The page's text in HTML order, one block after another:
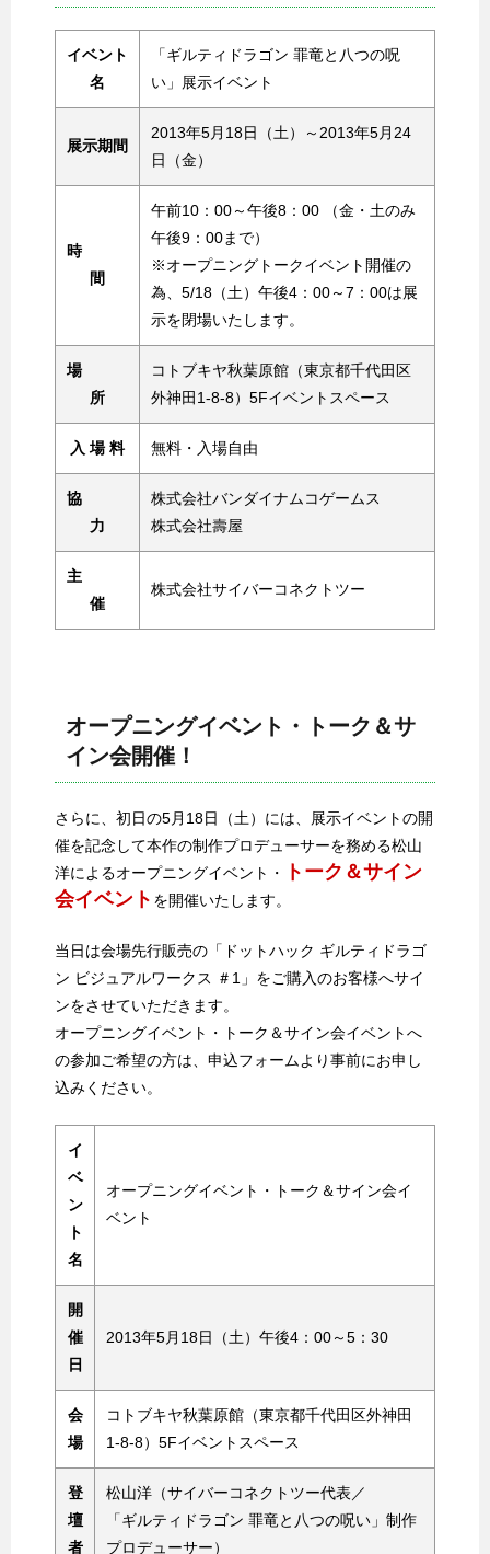
イベント
名
「ギルティドラゴン 罪竜と八つの呪
い」展示イベント
展示期間
2013年5月18日（土）～2013年5月24
日（金）
時
間
午前10：00～午後8：00 （金・土のみ
午後9：00まで）
※オープニングトークイベント開催の
為、5/18（土）午後4：00～7：00は展
示を閉場いたします。
場
所
コトブキヤ秋葉原館（東京都千代田区
外神田1-8-8）5Fイベントスペース
入 場 料 無料・入場自由
協
力
株式会社バンダイナムコゲームス
株式会社壽屋
主
催
株式会社サイバーコネクトツー
オープニングイベント・トーク＆サ
イン会開催！
さらに、初日の5月18日（土）には、展示イベントの開
催を記念して本作の制作プロデューサーを務める松山
洋によるオープニングイベント・
トーク＆サイン
会イベント を開催いたします。
当日は会場先行販売の「ドットハック ギルティドラゴ
ン ビジュアルワークス ＃1」をご購入のお客様へサイ
ンをさせていただきます。
オープニングイベント・トーク＆サイン会イベントへ
の参加ご希望の方は、申込フォームより事前にお申し
込みください。
イ
ベ
ン
ト
名
オープニングイベント・トーク＆サイン会イ
ベント
開
催
日
2013年5月18日（土）午後4：00～5：30
会
場
コトブキヤ秋葉原館（東京都千代田区外神田
1-8-8）5Fイベントスペース
登
壇
者
松山洋（サイバーコネクトツー代表／
「ギルティドラゴン 罪竜と八つの呪い」制作
プロデューサー）